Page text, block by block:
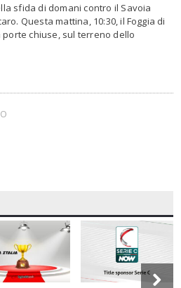
sfida di domani contro il Savoia
Questa mattina, 10:30, il Foggia di
chiuse, sul terreno dello